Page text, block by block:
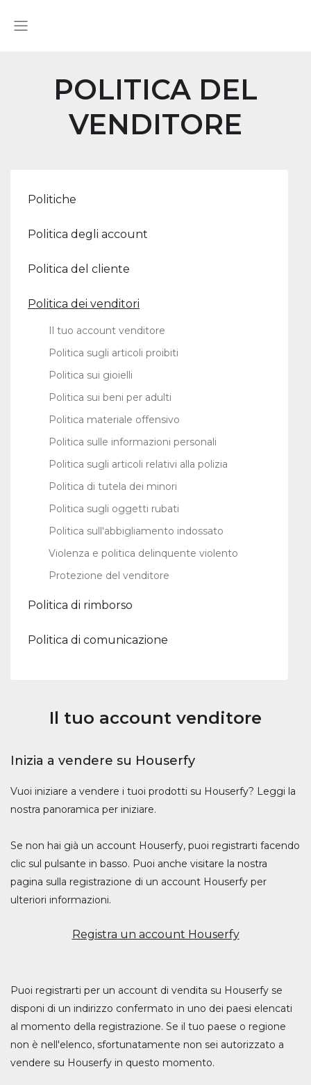
POLITICA DEL
VENDITORE
Politiche
Politica degli account
Politica del cliente
Politica dei venditori
Il tuo account venditore
Politica sugli articoli proibiti
Politica sui gioielli
Politica sui beni per adulti
Politica materiale offensivo
Politica sulle informazioni personali
Politica sugli articoli relativi alla polizia
Politica di tutela dei minori
Politica sugli oggetti rubati
Politica sull'abbigliamento indossato
Violenza e politica delinquente violento
Protezione del venditore
Politica di rimborso
Politica di comunicazione
Il tuo account venditore
Inizia a vendere su Houserfy
Vuoi iniziare a vendere i tuoi prodotti su Houserfy? Leggi la
nostra panoramica per iniziare.
Se non hai già un account Houserfy, puoi registrarti facendo
clic sul pulsante in basso. Puoi anche visitare la nostra
pagina sulla registrazione di un account Houserfy per
ulteriori informazioni.
Registra un account Houserfy
Puoi registrarti per un account di vendita su Houserfy se
disponi di un indirizzo confermato in uno dei paesi elencati
al momento della registrazione. Se il tuo paese o regione
non è nell'elenco, sfortunatamente non sei autorizzato a
vendere su Houserfy in questo momento.